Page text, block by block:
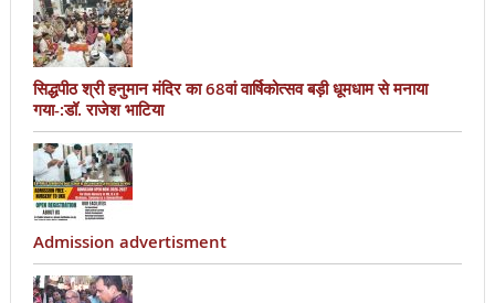
सिद्धपीठ श्री हनुमान मंदिर का 68वां वार्षिकोत्सव बड़ी धूमधाम से मनाया
गया-:डॉ. राजेश भाटिया
Admission advertisment